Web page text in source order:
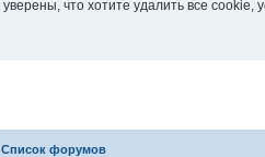
что хотите удалить все
Список форумов